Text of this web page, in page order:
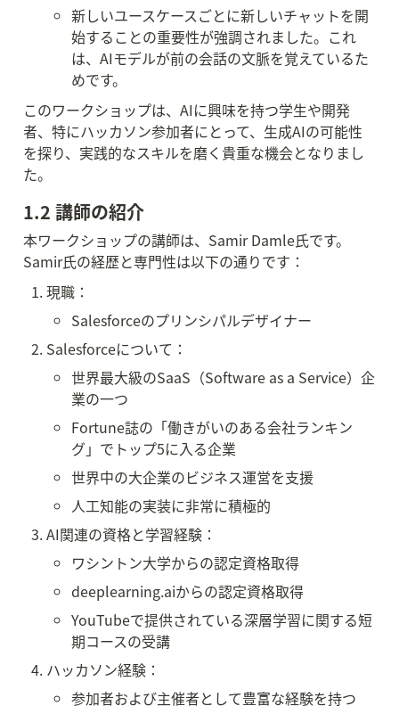
新しいユースケースごとに新しいチャットを開
始することの重要性が強調されました。これ
は、AIモデルが前の会話の文脈を覚えているた
めです。
このワークショップは、AIに興味を持つ学生や開発
者、特にハッカソン参加者にとって、生成AIの可能性
を探り、実践的なスキルを磨く貴重な機会となりまし
た。
1.2 講師の紹介
本ワークショップの講師は、Samir Damle氏です。
Samir氏の経歴と専門性は以下の通りです：
現職：
Salesforceのプリンシパルデザイナー
Salesforceについて：
世界最大級のSaaS（Software as a Service）企
業の一つ
Fortune誌の「働きがいのある会社ランキン
グ」でトップ5に入る企業
世界中の大企業のビジネス運営を支援
人工知能の実装に非常に積極的
AI関連の資格と学習経験：
ワシントン大学からの認定資格取得
deeplearning.aiからの認定資格取得
YouTubeで提供されている深層学習に関する短
期コースの受講
ハッカソン経験：
参加者および主催者として豊富な経験を持つ